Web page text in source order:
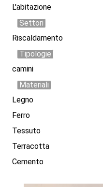
L'abitazione
Settori
Riscaldamento
Tipologie
camini
Materiali
Legno
Ferro
Tessuto
Terracotta
Cemento